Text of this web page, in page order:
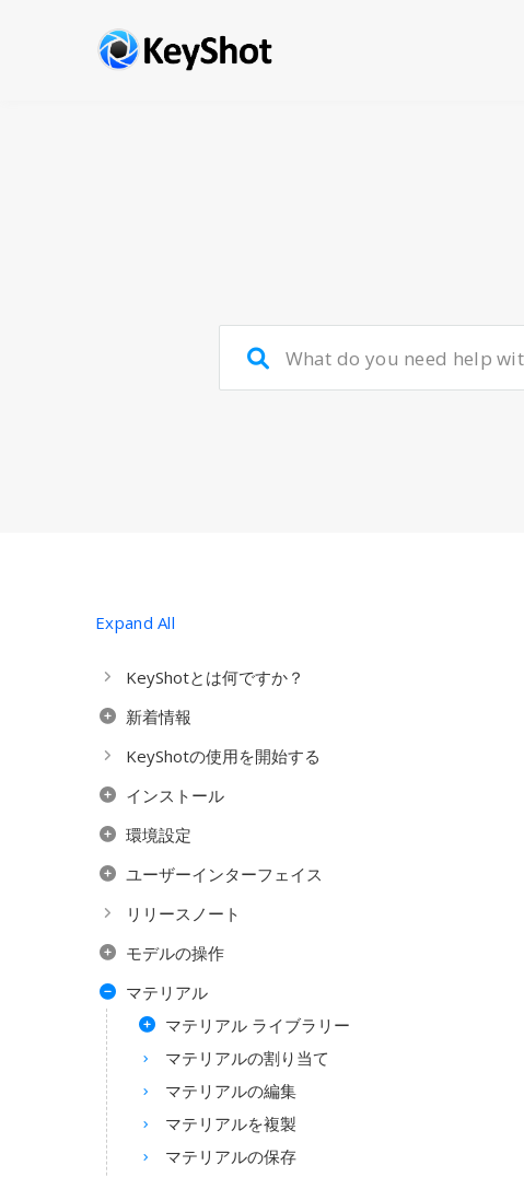
Expand All
KeyShotとは何ですか？
新着情報
KeyShotの使用を開始する
インストール
環境設定
ユーザーインターフェイス
リリースノート
モデルの操作
マテリアル
マテリアル ライブラリー
マテリアルの割り当て
マテリアルの編集
マテリアルを複製
マテリアルの保存